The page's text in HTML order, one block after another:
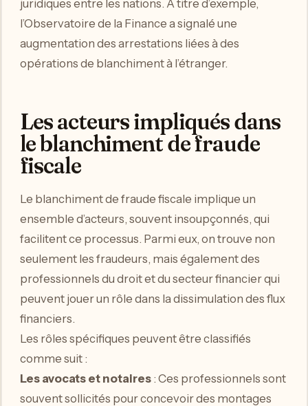
juridiques entre les nations. À titre d’exemple,
l’Observatoire de la Finance a signalé une
augmentation des arrestations liées à des
opérations de blanchiment à l’étranger.
Les acteurs impliqués dans
le blanchiment de fraude
fiscale
Le blanchiment de fraude fiscale implique un
ensemble d’acteurs, souvent insoupçonnés, qui
facilitent ce processus. Parmi eux, on trouve non
seulement les fraudeurs, mais également des
professionnels du droit et du secteur financier qui
peuvent jouer un rôle dans la dissimulation des flux
financiers.
Les rôles spécifiques peuvent être classifiés
comme suit :
Les avocats et notaires: Ces professionnels sont
souvent sollicités pour concevoir des montages